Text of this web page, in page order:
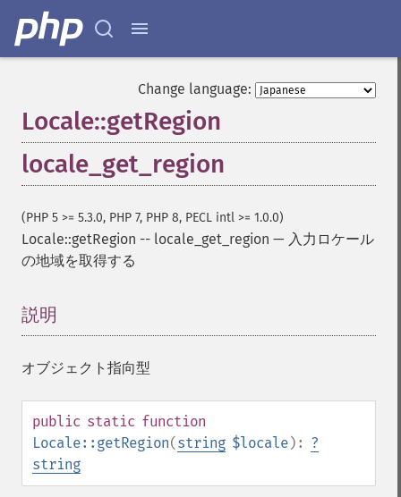
Change language:
Locale::getRegion
locale_get_region
(PHP 5 >= 5.3.0, PHP 7, PHP 8, PECL intl >= 1.0.0)
Locale::getRegion -- locale_get_region — 入力ロケール
の地域を取得する
説明
オブジェクト指向型
public static function
Locale::getRegion(string $locale): ?
string